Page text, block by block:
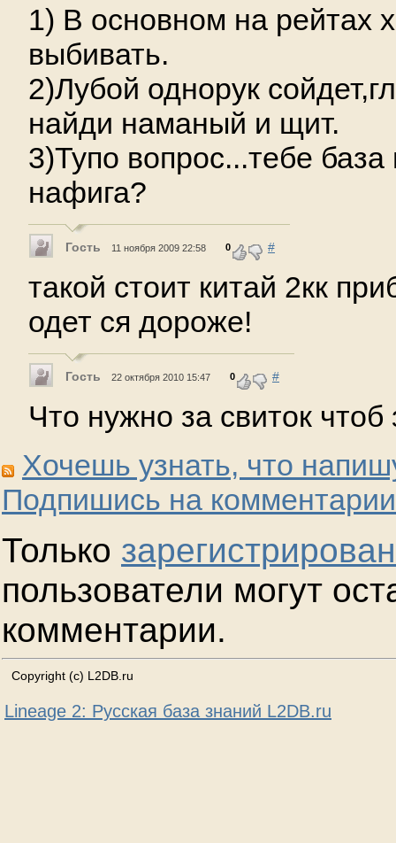
1) В основном на рейтах
выбивать.
2)Лубой однорук
найди наманый и щит.
3)Тупо вопрос...тебе
нафига?
Гость 11 ноября 2009 22:58 0 #
такой стоит китай 2кк
одет ся дороже!
Гость 22 октября 2010 15:47 0 #
Что нужно за свиток чтоб
Хочешь узнать, что
Подпишись на
Только
пользователи могут
комментарии.
Copyright (c) L2DB.ru
Lineage 2: Русская база знаний L2DB.ru